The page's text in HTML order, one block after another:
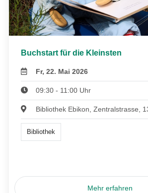
Buchstart für die Kleinsten
Fr, 22. Mai 2026
09:30 - 11:00 Uhr
Bibliothek Ebikon, Zentralstrasse,
Bibliothek
Mehr erfahren